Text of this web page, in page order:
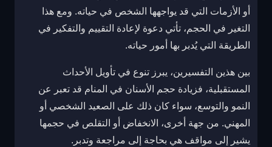
أو الأزمات التي قد يواجهها الشخص في حياته. ومع هذا
التغير في الحجم، تأتي دعوة لإعادة التقييم والتفكير في
الطريقة التي يُدبر بها أمور حياته.
بين هذين التفسيرين، يبرز تنوع في تأويل الأحداث
المستقبلية، فزيادة حجم الأسنان في المنام قد تعبر عن
النمو والتوسع، سواء كان ذلك على الصعيد الشخصي أو
المهني. من جهة أخرى، الانخفاض أو التقلص في حجمها
يشير إلى مواقف هي بحاجة إلى مراجعة وتدبر.